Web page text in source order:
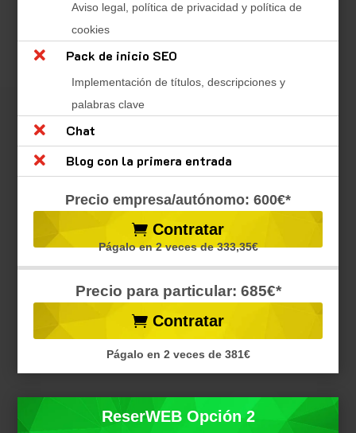
Aviso legal, política de privacidad y política de
cookies
 Pack de inicio SEO
Implementación de títulos, descripciones y
palabras clave

Chat

Blog con la primera entrada
Precio empresa/autónomo: 600€*
Contratar
Págalo en 2 veces de 333,35€
Precio para particular: 685€*
Contratar
Págalo en 2 veces de 381€
ReserWEB Opción 2